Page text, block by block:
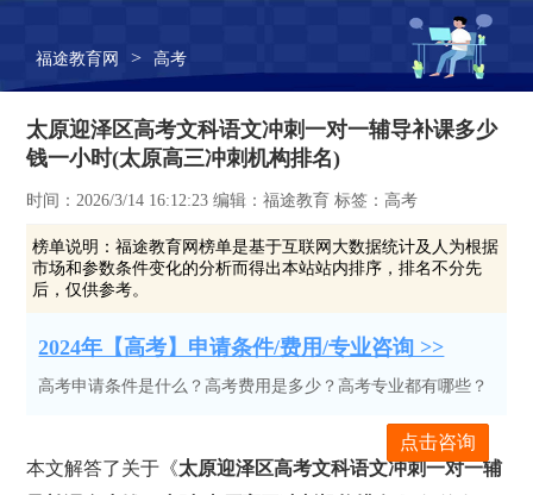
福途教育网 > 高考
太原迎泽区高考文科语文冲刺一对一辅导补课多少
钱一小时(太原高三冲刺机构排名)
时间：2026/3/14 16:12:23 编辑：福途教育 标签：高考
榜单说明：福途教育网榜单是基于互联网大数据统计及人为根据
市场和参数条件变化的分析而得出本站站内排序，排名不分先
后，仅供参考。
2024年【高考】申请条件/费用/专业咨询 >>
高考申请条件是什么？高考费用是多少？高考专业都有哪些？
点击咨询
本文解答了关于《太原迎泽区高考文科语文冲刺一对一辅